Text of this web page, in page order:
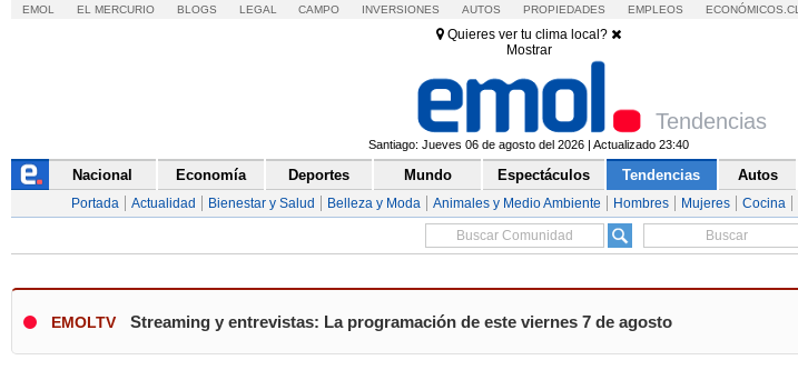
EMOL EL MERCURIO BLOGS LEGAL CAMPO INVERSIONES AUTOS PROPIEDADES EMPLEOS ECONÓMICOS.CL
Quieres ver tu clima local?
Mostrar
Tendencias
Santiago: Jueves 06 de agosto del 2026 | Actualizado 23:40
Nacional Economía Deportes Mundo Espectáculos Tendencias Autos
Portada Actualidad Bienestar y Salud Belleza y Moda Animales y Medio Ambiente Hombres Mujeres Cocina
EMOLTV Streaming y entrevistas: La programación de este viernes 7 de agosto